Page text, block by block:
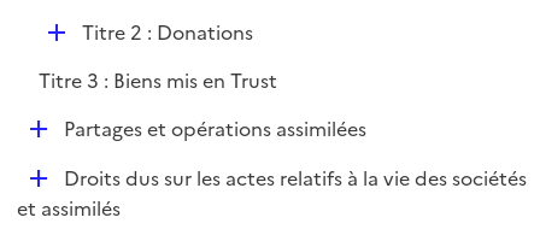
r
i
e
r
p
l
i
e
D
p
l
e
r
Titre 2 : Donations
Titre 3 : Biens mis en Trust
D
l
Partages et opérations assimilées
D
é
Droits dus sur les actes relatifs à la vie des sociétés
et assimilés